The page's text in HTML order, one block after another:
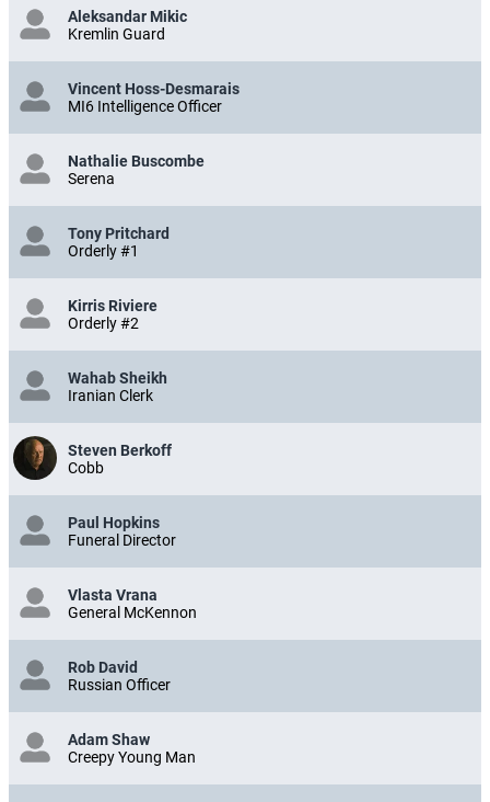
Aleksandar Mikic
Kremlin Guard
Vincent Hoss-Desmarais
MI6 Intelligence Officer
Nathalie Buscombe
Serena
Tony Pritchard
Orderly #1
Kirris Riviere
Orderly #2
Wahab Sheikh
Iranian Clerk
Steven Berkoff
Cobb
Paul Hopkins
Funeral Director
Vlasta Vrana
General McKennon
Rob David
Russian Officer
Adam Shaw
Creepy Young Man